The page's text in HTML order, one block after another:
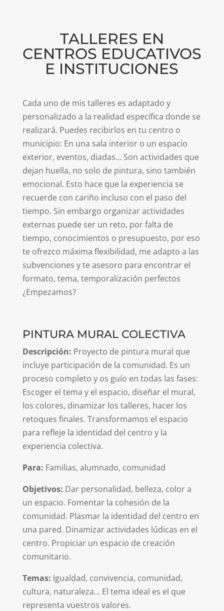
TALLERES EN
CENTROS EDUCATIVOS
E INSTITUCIONES
Cada uno de mis talleres es adaptado y
personalizado a la realidad específica donde se
realizará. Puedes recibirlos en tu centro o
municipio: En una sala interior o un espacio
exterior, eventos, diadas… Son actividades que
dejan huella, no solo de pintura, sino también
emocional. Esto hace que la experiencia se
recuerde con cariño incluso con el paso del
tiempo. Sin embargo organizar actividades
externas puede ser un reto, por falta de
tiempo, conocimientos o presupuesto, por eso
te ofrezco máxima flexibilidad, me adapto a las
subvenciones y te asesoro para encontrar el
formato, tema, temporalización perfectos
¿Empezamos?
PINTURA MURAL COLECTIVA
Descripción: Proyecto de pintura mural que
incluye participación de la comunidad. Es un
proceso completo y os guío en todas las fases:
Escoger el tema y el espacio, diseñar el mural,
los colores, dinamizar los talleres, hacer los
retoques finales. Transformamos el espacio
para refleje la identidad del centro y la
experiencia colectiva.
Para: Familias, alumnado, comunidad
Objetivos: Dar personalidad, belleza, color a
un espacio. Fomentar la cohesión de la
comunidad. Plasmar la identidad del centro en
una pared. Dinamizar actividades lúdicas en el
centro. Propiciar un espacio de creación
comunitario.
Temas: Igualdad, convivencia, comunidad,
cultura, naturaleza… El tema ideal es el que
representa vuestros valores.